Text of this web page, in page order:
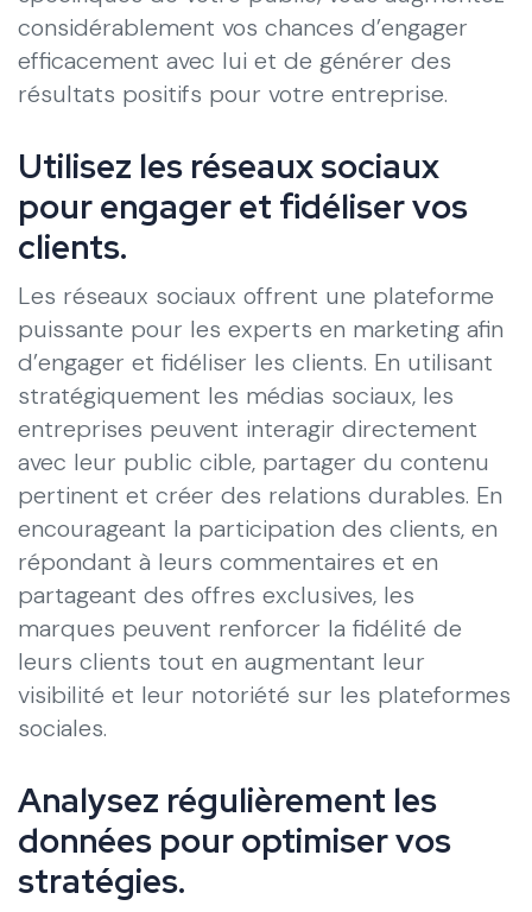
considérablement vos chances d’engager
efficacement avec lui et de générer des
résultats positifs pour votre entreprise.
Utilisez les réseaux sociaux
pour engager et fidéliser vos
clients.
Les réseaux sociaux offrent une plateforme
puissante pour les experts en marketing afin
d’engager et fidéliser les clients. En utilisant
stratégiquement les médias sociaux, les
entreprises peuvent interagir directement
avec leur public cible, partager du contenu
pertinent et créer des relations durables. En
encourageant la participation des clients, en
répondant à leurs commentaires et en
partageant des offres exclusives, les
marques peuvent renforcer la fidélité de
leurs clients tout en augmentant leur
visibilité et leur notoriété sur les plateformes
sociales.
Analysez régulièrement les
données pour optimiser vos
stratégies.